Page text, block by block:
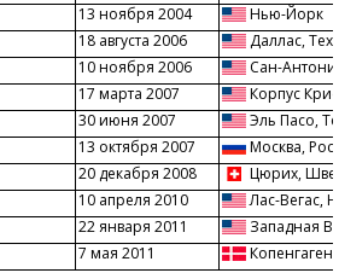
13 ноября 2004 Нью-Йорк
18 августа 2006 Даллас,
10 ноября 2006 Сан-
17 марта 2007 Корпус
30 июня 2007 Эль Пасо,
13 октября 2007 Москва,
20 декабря 2008 Цюрих,
10 апреля 2010 Лас-Вегас,
22 января 2011 Западная
7 мая 2011